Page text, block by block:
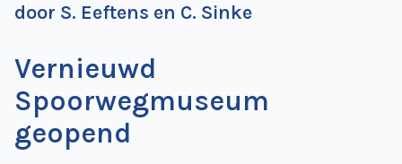
NVBS
Wegwijzer
Mijn
NVBS
door S. Eeftens en C. Sinke
Vernieuwd
Spoorwegmuseum
geopend